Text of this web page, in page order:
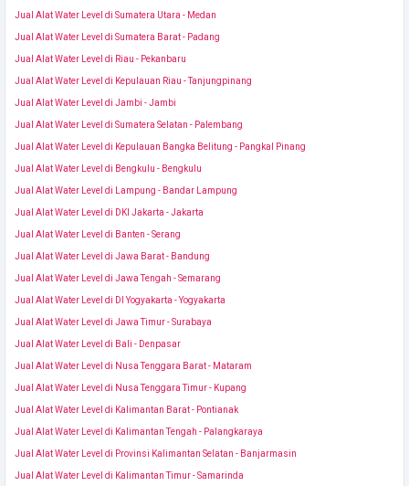
Jual Alat Water Level di Sumatera Utara - Medan
Jual Alat Water Level di Sumatera Barat - Padang
Jual Alat Water Level di Riau - Pekanbaru
Jual Alat Water Level di Kepulauan Riau - Tanjungpinang
Jual Alat Water Level di Jambi - Jambi
Jual Alat Water Level di Sumatera Selatan - Palembang
Jual Alat Water Level di Kepulauan Bangka Belitung - Pangkal Pinang
Jual Alat Water Level di Bengkulu - Bengkulu
Jual Alat Water Level di Lampung - Bandar Lampung
Jual Alat Water Level di DKI Jakarta - Jakarta
Jual Alat Water Level di Banten - Serang
Jual Alat Water Level di Jawa Barat - Bandung
Jual Alat Water Level di Jawa Tengah - Semarang
Jual Alat Water Level di DI Yogyakarta - Yogyakarta
Jual Alat Water Level di Jawa Timur - Surabaya
Jual Alat Water Level di Bali - Denpasar
Jual Alat Water Level di Nusa Tenggara Barat - Mataram
Jual Alat Water Level di Nusa Tenggara Timur - Kupang
Jual Alat Water Level di Kalimantan Barat - Pontianak
Jual Alat Water Level di Kalimantan Tengah - Palangkaraya
Jual Alat Water Level di Provinsi Kalimantan Selatan - Banjarmasin
Jual Alat Water Level di Kalimantan Timur - Samarinda